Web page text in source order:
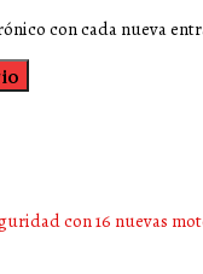
con cada nueva